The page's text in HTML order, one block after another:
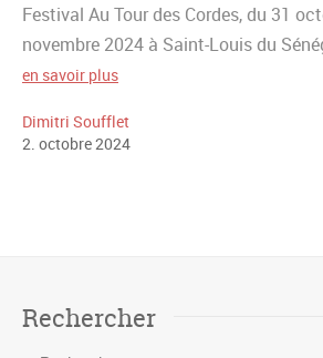
Festival Au Tour des Cordes, du 31
novembre 2024 à Saint-Louis du
en savoir plus
Dimitri Soufflet
2 octobre2024
Rechercher